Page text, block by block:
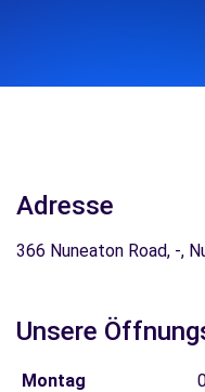
Adresse
366 Nuneaton Road, -,
Unsere
Montag